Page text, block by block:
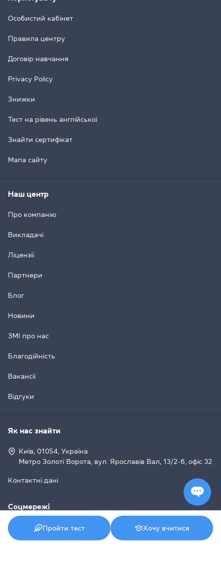
Особистий кабінет
Правила центру
Договір навчання
Privacy Policy
Знижки
Тест на рівень англійської
Знайти сертифікат
Мапа сайту
Наш центр
Про компанію
Викладачі
Ліцензії
Партнери
Блог
Новини
ЗМІ про нас
Благодійність
Вакансії
Відгуки
Як нас знайти
Київ, 01054, Україна
Метро Золоті Ворота, вул. Ярославів Вал, 13/2-б, офіс 32
Контактні дані
Соцмережі
Пройти тест Хочу вчитися